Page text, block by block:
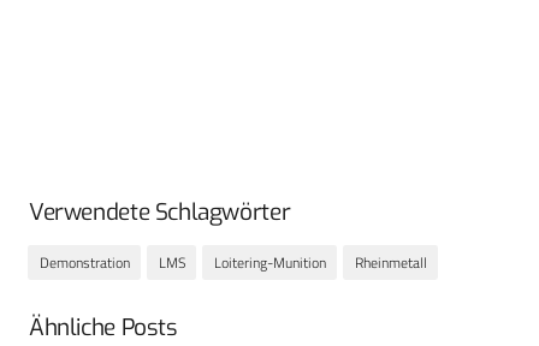
Verwendete Schlagwörter
Demonstration LMS Loitering-Munition Rheinmetall
Ähnliche Posts